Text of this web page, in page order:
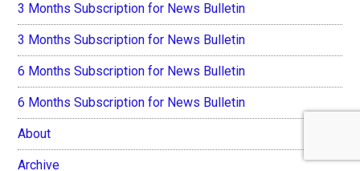
3 Months Subscription for News Bulletin
3 Months Subscription for News Bulletin
6 Months Subscription for News Bulletin
6 Months Subscription for News Bulletin
About
Archive